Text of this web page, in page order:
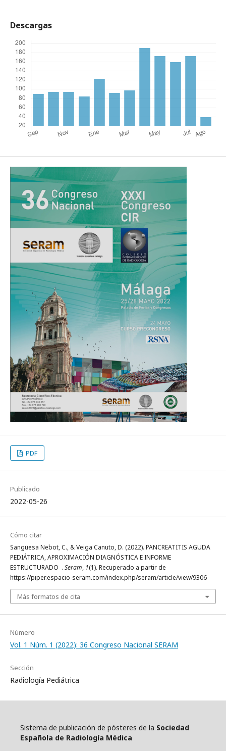
Descargas
PDF
Publicado
2022-05-26
Cómo citar
Sangüesa Nebot, C., & Veiga Canuto, D. (2022). PANCREATITIS AGUDA
PEDIÁTRICA, APROXIMACIÓN DIAGNÓSTICA E INFORME
ESTRUCTURADO . Seram, 1(1). Recuperado a partir de
https://piper.espacio-seram.com/index.php/seram/article/view/9306
Más formatos de cita
Número
Vol. 1 Núm. 1 (2022): 36 Congreso Nacional SERAM
Sección
Radiología Pediátrica
Sistema de publicación de pósteres de la Sociedad
Española de Radiología Médica